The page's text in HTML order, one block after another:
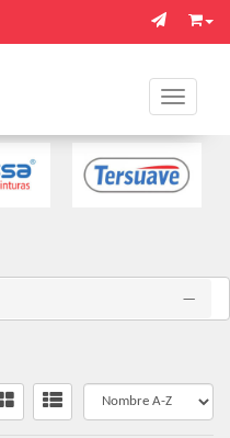
Toggle